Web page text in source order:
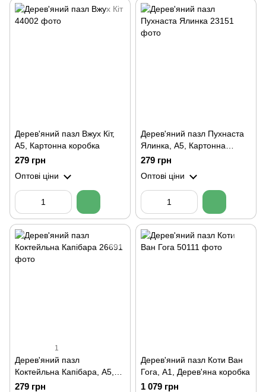
Дерев'яний пазл Вжух Кіт,
А5, Картонна коробка
279 грн
Оптові ціни
Дерев'яний пазл Пухнаста
Ялинка, А5, Картонна
коробка
279 грн
Оптові ціни
1
Дерев'яний пазл
Коктейльна Капібара, А5,
Картонна коробка
279 грн
Дерев'яний пазл Коти Ван
Гога, A1, Дерев'яна коробка
1 079 грн